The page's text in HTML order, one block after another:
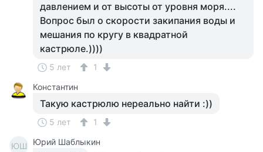
давлением и от высоты от уровня моря....
Вопрос был о скорости закипания воды и
мешания по кругу в квадратной
кастрюле.))))
5 лет
1
Константин
Такую кастрюлю нереально найти :))
5 лет 1
ЮШ Юрий Шаблыкин